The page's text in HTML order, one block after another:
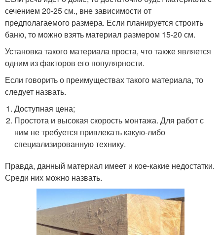
сечением 20-25 см., вне зависимости от
предполагаемого размера. Если планируется строить
баню, то можно взять материал размером 15-20 см.
Установка такого материала проста, что также является
одним из факторов его популярности.
Если говорить о преимуществах такого материала, то
следует назвать.
Доступная цена;
Простота и высокая скорость монтажа. Для работ с
ним не требуется привлекать какую-либо
специализированную технику.
Правда, данный материал имеет и кое-какие недостатки.
Среди них можно назвать.